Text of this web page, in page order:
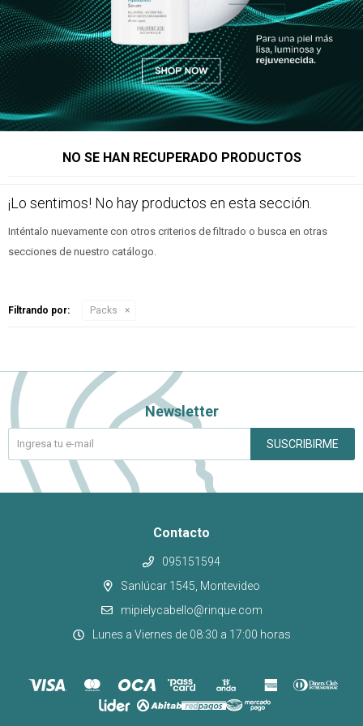
NO SE HAN RECUPERADO PRODUCTOS
¡Lo sentimos! No hay productos en esta sección.
Inténtalo nuevamente con otros criterios de filtrado o busca en otras
secciones de nuestro catálogo.
Filtrando por: Packs
Contacto
095151594
Sanlúcar 1545, Montevideo
mipielycabello@rinque.com
Lunes a Viernes de 08:30 a 17:00 horas
Newsletter
SUSCRIBIRME